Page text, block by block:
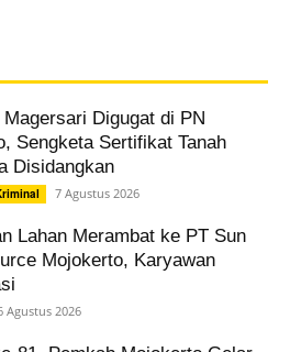
Digugat di PN
Sengketa Sertifikat Tanah
Disidangkan
7 Agustus 2026
Lahan Merambat ke PT Sun
Mojokerto, Karyawan
Agustus 2026